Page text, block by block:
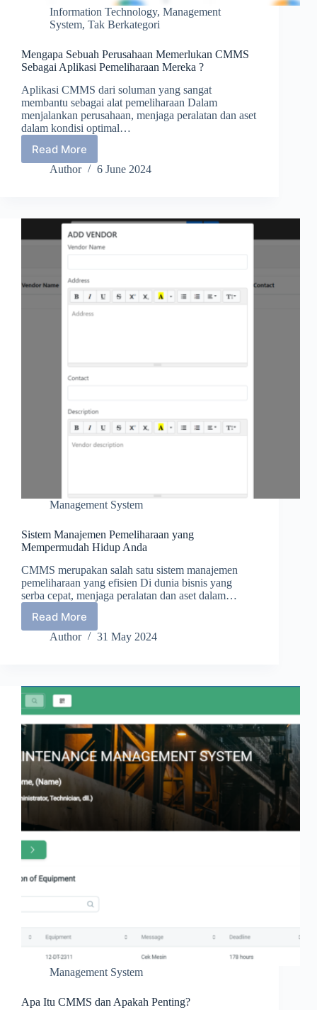
Information Technology, Management
System, Tak Berkategori
Mengapa Sebuah Perusahaan Memerlukan CMMS
Sebagai Aplikasi Pemeliharaan Mereka ?
Aplikasi CMMS dari soluman yang sangat
membantu sebagai alat pemeliharaan Dalam
menjalankan perusahaan, menjaga peralatan dan aset
dalam kondisi optimal…
Read More
Mengapa
Sebuah
Sebagai
Aplikasi
Pemeliharaan
Author 6 June 2024
Management System
Sistem Manajemen Pemeliharaan yang
Mempermudah Hidup Anda
CMMS merupakan salah satu sistem manajemen
pemeliharaan yang efisien Di dunia bisnis yang
serba cepat, menjaga peralatan dan aset dalam…
Read More
Sistem
Manajemen
Hidup
Anda
Author 31 May 2024
Management System
Apa Itu CMMS dan Apakah Penting?